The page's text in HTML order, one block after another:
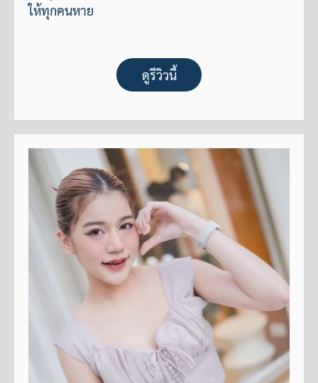
ให้ทุกคนหาย
ดูรีวิวนี้